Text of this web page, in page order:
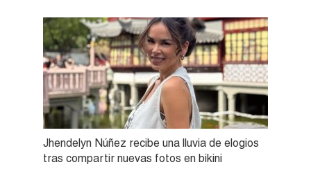
Jhendelyn Núñez recibe una lluvia de elogios
tras compartir nuevas fotos en bikini